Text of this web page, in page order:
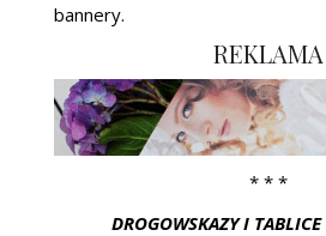
bannery.
REKLAMA
* * *
DROGOWSKAZY I